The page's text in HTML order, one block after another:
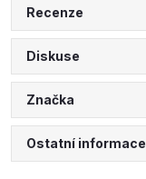
Recenze
Diskuse
Značka
Ostatní informace